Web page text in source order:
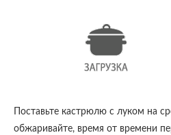
Поставьте кастрюлю с луком на
обжаривайте, время от времени